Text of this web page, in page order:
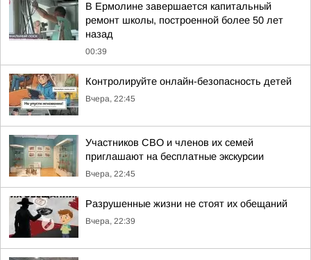
В Ермолине завершается капитальный
ремонт школы, построенной более 50 лет
назад
00:39
Контролируйте онлайн-безопасность детей
Вчера, 22:45
Участников СВО и членов их семей
приглашают на бесплатные экскурсии
Вчера, 22:45
Разрушенные жизни не стоят их обещаний
Вчера, 22:39